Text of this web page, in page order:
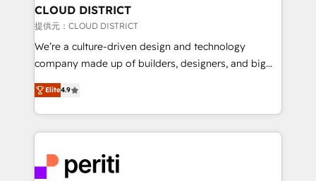
inbound and loop marketing, content, and digital
creativity. Our multicultural team works in Spanish,
Portuguese, and English to design scalable strategies
that drive measurable growth. 🌎 Highlights: • 10+
Platform Migration Excellence. • Top 3 Partner of the
Year LATAM 2022, 2023, 2024, 2025. • Partner of the
business with HubSpot? Let Cebra’s experts help
you grow faster, smarter, and with impact.
CLOUD DISTRICT
提供元：CLOUD DISTRICT
We’re a culture-driven design and technology
company made up of builders, designers, and big
thinkers. We blend strategy, design, and
development—always fueled by curiosity—to turn
ideas, opportunities, and challenges into meaningful
experiences. To us, technology is more than just
and—most importantly—simple. That’s why we lean
Elite4.9